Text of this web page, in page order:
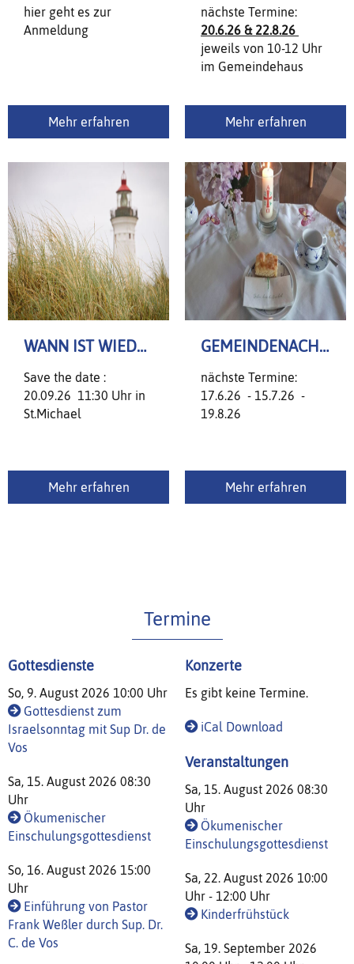
hier geht es zur
Anmeldung
Mehr erfahren
nächste Termine:
20.6.26 & 22.8.26
jeweils von 10-12 Uhr
im Gemeindehaus
Mehr erfahren
WANN IST WIEDER LIGHTHOUSE?
Save the date :
20.09.26 11:30 Uhr in
St.Michael
Mehr erfahren
GEMEINDENACHMITTAG
nächste Termine:
17.6.26 - 15.7.26 -
19.8.26
Mehr erfahren
Termine
Gottesdienste
So, 9. August 2026 10:00 Uhr
Gottesdienst zum
Israelsonntag mit Sup Dr. de
Vos
Sa, 15. August 2026 08:30
Uhr
Ökumenischer
Einschulungsgottesdienst
So, 16. August 2026 15:00
Uhr
Einführung von Pastor
Frank Weßler durch Sup. Dr.
C. de Vos
Konzerte
Es gibt keine Termine.
iCal Download
Veranstaltungen
Sa, 15. August 2026 08:30
Uhr
Ökumenischer
Einschulungsgottesdienst
Sa, 22. August 2026 10:00
Uhr - 12:00 Uhr
Kinderfrühstück
Sa, 19. September 2026